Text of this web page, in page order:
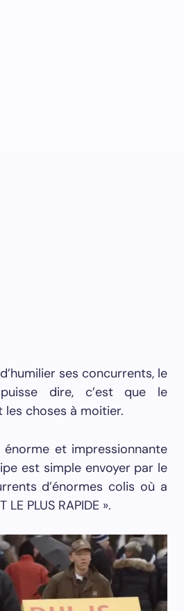
ses concurrents, le
dire, c’est que le
choses à moitier.
énorme et impressionnante
est simple envoyer par le
d’énormes colis où a
PLUS RAPIDE ».